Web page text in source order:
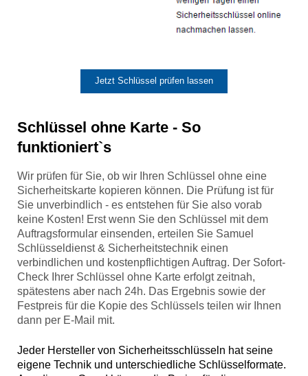
Jetzt Schlüssel prüfen lassen
Schlüssel ohne Karte - So
funktioniert`s
Wir prüfen für Sie, ob wir Ihren Schlüssel ohne eine
Sicherheitskarte kopieren können. Die Prüfung ist für
Sie unverbindlich - es entstehen für Sie also vorab
keine Kosten! Erst wenn Sie den Schlüssel mit dem
Auftragsformular einsenden, erteilen Sie Samuel
Schlüsseldienst & Sicherheitstechnik einen
verbindlichen und kostenpflichtigen Auftrag. Der Sofort-
Check Ihrer Schlüssel ohne Karte erfolgt zeitnah,
spätestens aber nach 24h. Das Ergebnis sowie der
Festpreis für die Kopie des Schlüssels teilen wir Ihnen
dann per E-Mail mit.
Jeder Hersteller von Sicherheitsschlüsseln hat seine
eigene Technik und unterschiedliche Schlüsselformate.